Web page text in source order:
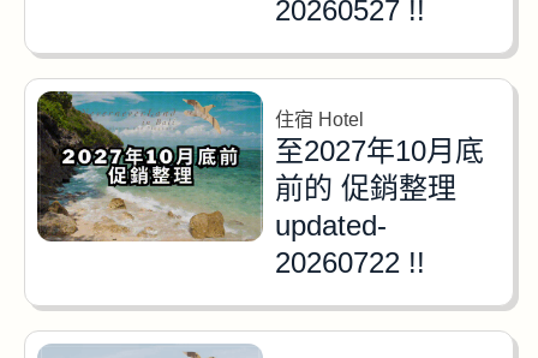
20260527 !!
住宿 Hotel
至2027年10月底
前的 促銷整理
updated-
20260722 !!